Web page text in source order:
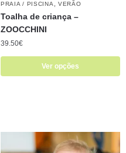
PRAIA / PISCINA
VERÃO
Toalha de criança –
ZOOCCHINI
39.50€
Ver opções